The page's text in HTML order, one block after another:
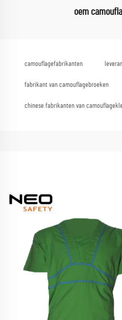
oem
camouflagefabrikanten
fabrikant van camouflagebroeken
chinese fabrikanten van